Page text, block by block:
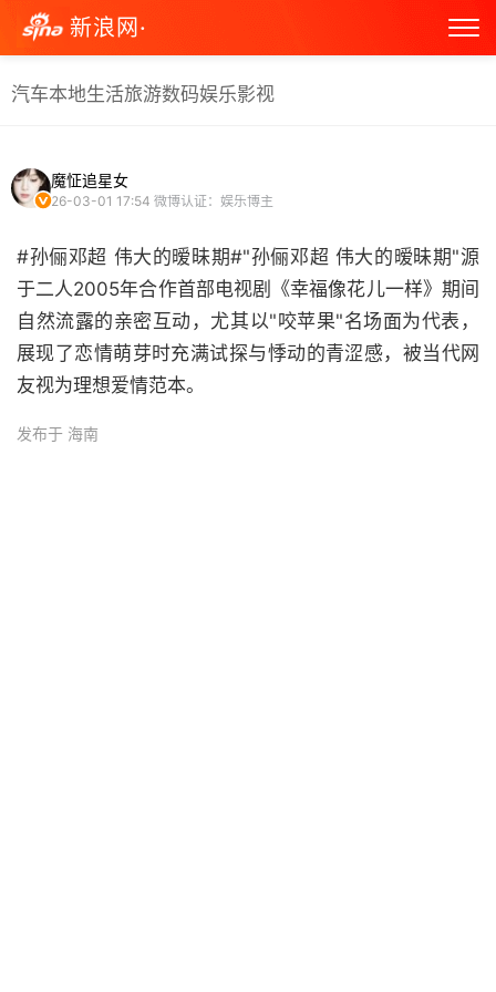
新浪网·
汽车本地生活旅游数码娱乐影视
魔怔追星女
26-03-01 17:54 微博认证：娱乐博主
#孙俪邓超 伟大的暧昧期#"孙俪邓超 伟大的暧昧期"源
于二人2005年合作首部电视剧《幸福像花儿一样》期间
自然流露的亲密互动，尤其以"咬苹果"名场面为代表，
展现了恋情萌芽时充满试探与悸动的青涩感，被当代网
友视为理想爱情范本。 ​
发布于 海南